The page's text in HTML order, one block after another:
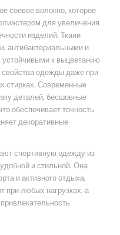
соевое волокно, которое
для увеличения
изделий. Ткани
антибактериальными и
к выцветанию
свойства одежды даже при
стирках. Современные
деталей, бесшовные
обеспечивает точность
декоративные
спортивную одежду из
и стильной. Она
и активного отдыха,
при любых нагрузках, а